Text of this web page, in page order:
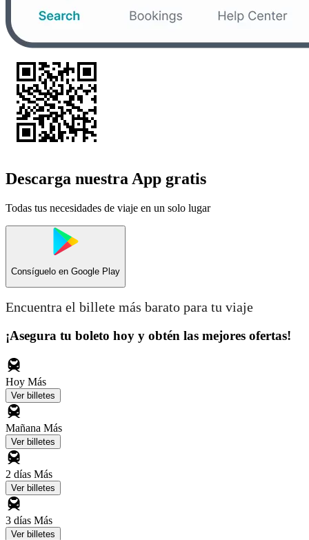
Descarga nuestra App gratis
Todas tus necesidades de viaje en un solo lugar
Consíguelo en Google Play
Encuentra el billete más barato para tu viaje
¡Asegura tu boleto hoy y obtén las mejores ofertas!
Hoy Más
Ver billetes
Mañana Más
Ver billetes
2 días Más
Ver billetes
3 días Más
Ver billetes